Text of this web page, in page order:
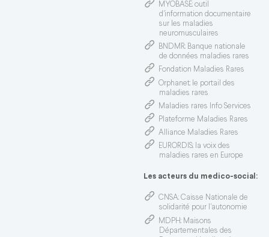
MYOBASE: outil
d'information documentaire
sur les maladies
neuromusculaires
BNDMR: Banque nationale
de données maladies rares
Fondation Maladies Rares
Orphanet: le portail des
maladies rares
Maladies rares Info Services
Plateforme Maladies Rares
Alliance Maladies Rares
EURORDIS: la voix des
maladies rares en Europe
Les acteurs du medico-social:
CNSA: Caisse Nationale de
solidarité pour l'autonomie
MDPH: Maisons
Départementales des